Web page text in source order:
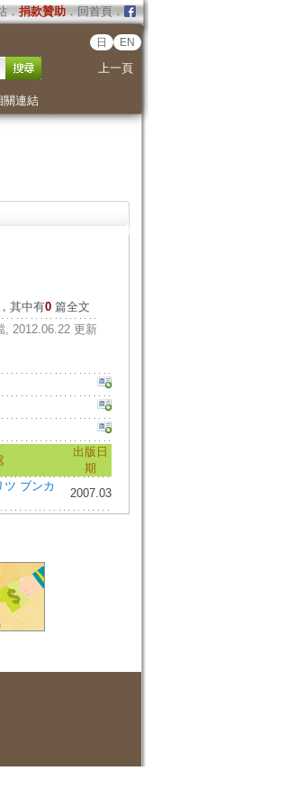
． 捐款贊助．回首頁．
日 EN
上一頁
關連結
其中有0篇全文
, 2012.06.22 更新
出版日
期
ツ ブンカ
2007.03